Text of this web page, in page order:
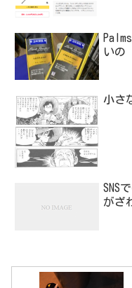
いの
小さ
SNS
がざ